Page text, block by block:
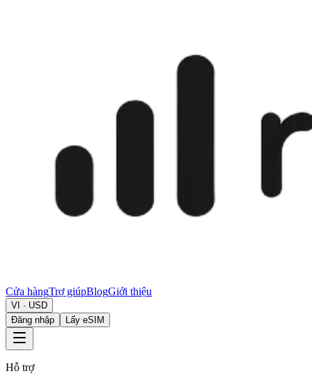
Cửa hàngTrợ giúpBlogGiới thiệu
VI · USD
Đăng nhập
Lấy eSIM
Hỗ trợ